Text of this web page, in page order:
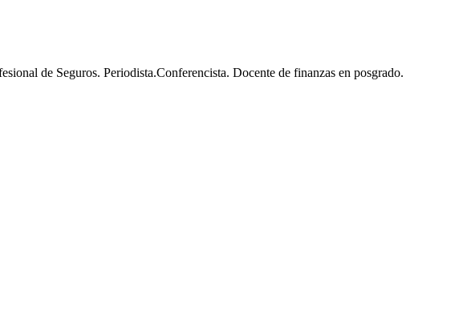
de Seguros. Periodista.Conferencista. Docente de finanzas en posgrado.